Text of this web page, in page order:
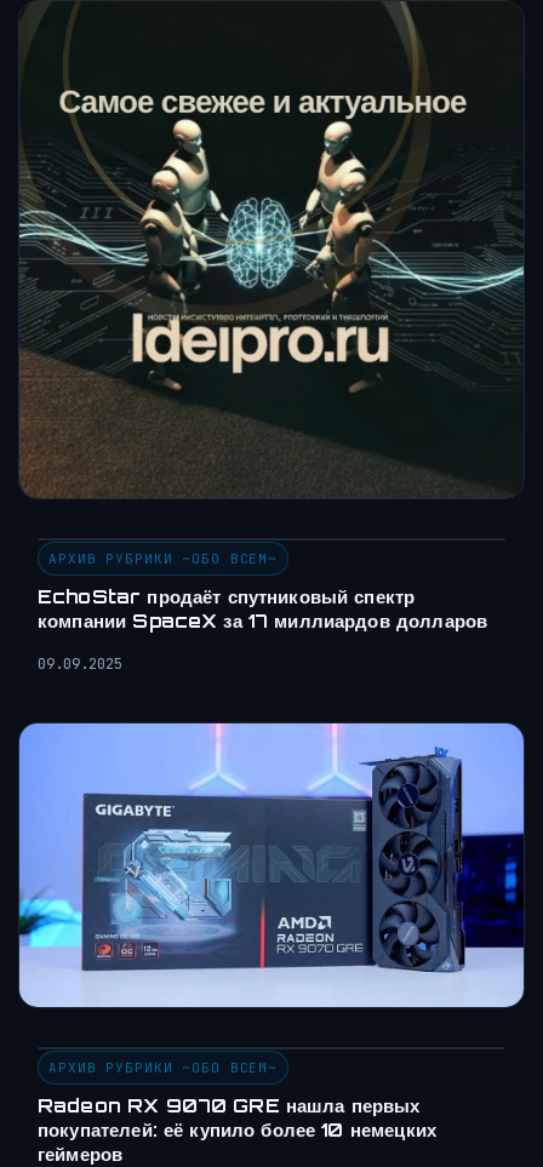
АРХИВ РУБРИКИ ~ОБО ВСЕМ~
EchoStar продаёт спутниковый спектр
компании SpaceX за 17 миллиардов долларов
09.09.2025
АРХИВ РУБРИКИ ~ОБО ВСЕМ~
Radeon RX 9070 GRE нашла первых
покупателей: её купило более 10 немецких
геймеров